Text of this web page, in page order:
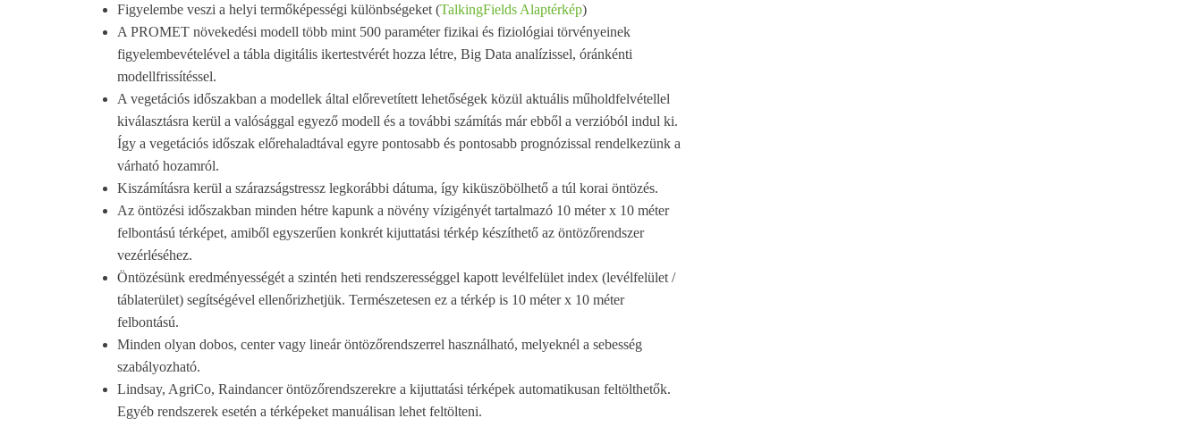
Figyelembe veszi a helyi termőképességi különbségeket (TalkingFields Alaptérkép)
A PROMET növekedési modell több mint 500 paraméter fizikai és fiziológiai törvényeinek
figyelembevételével a tábla digitális ikertestvérét hozza létre, Big Data analízissel, óránkénti
modellfrissítéssel.
A vegetációs időszakban a modellek által előrevetített lehetőségek közül aktuális műholdfelvétellel
kiválasztásra kerül a valósággal egyező modell és a további számítás már ebből a verzióból indul ki.
Így a vegetációs időszak előrehaladtával egyre pontosabb és pontosabb prognózissal rendelkezünk a
várható hozamról.
Kiszámításra kerül a szárazságstressz legkorábbi dátuma, így kiküszöbölhető a túl korai öntözés.
Az öntözési időszakban minden hétre kapunk a növény vízigényét tartalmazó 10 méter x 10 méter
felbontású térképet, amiből egyszerűen konkrét kijuttatási térkép készíthető az öntözőrendszer
vezérléséhez.
Öntözésünk eredményességét a szintén heti rendszerességgel kapott levélfelület index (levélfelület /
táblaterület) segítségével ellenőrizhetjük. Természetesen ez a térkép is 10 méter x 10 méter
felbontású.
Minden olyan dobos, center vagy lineár öntözőrendszerrel használható, melyeknél a sebesség
szabályozható.
Lindsay, AgriCo, Raindancer öntözőrendszerekre a kijuttatási térképek automatikusan feltölthetők.
Egyéb rendszerek esetén a térképeket manuálisan lehet feltölteni.